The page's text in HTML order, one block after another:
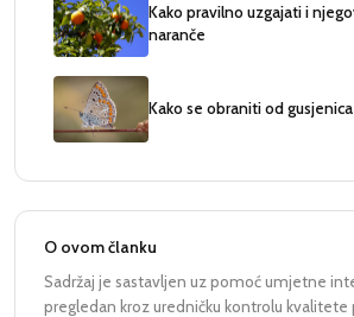
Kako pravilno uzgajati i
naranče
Kako se obraniti od
O ovom članku
Sadržaj je sastavljen uz pomoć umjetne
pregledan kroz uredničku kontrolu kvalitete